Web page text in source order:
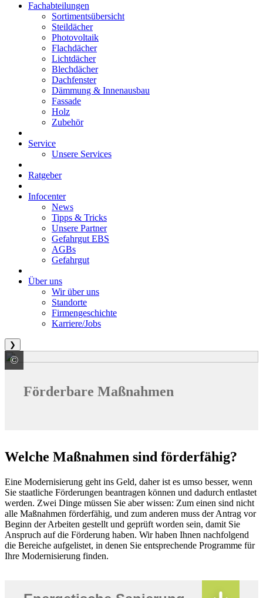
Fachabteilungen
Sortimentsübersicht
Steildächer
Photovoltaik
Flachdächer
Lichtdächer
Blechdächer
Dachfenster
Dämmung & Innenausbau
Fassade
Holz
Zubehör
Service
Unsere Services
Ratgeber
Infocenter
News
Tipps & Tricks
Unsere Partner
Gefahrgut EBS
AGBs
Gefahrgut
Über uns
Wir über uns
Standorte
Firmengeschichte
Karriere/Jobs
❯
© PREFA GmbH Alu-Dächer und -Fassaden
Förderbare Maßnahmen
Welche Maßnahmen sind förderfähig?
Eine Modernisierung geht ins Geld, daher ist es umso besser, wenn
Sie staatliche Förderungen beantragen können und dadurch entlastet
werden. Zwei Dinge müssen Sie aber wissen: Zum einen sind nicht
alle Maßnahmen förderfähig, und zum anderen muss der Antrag vor
Beginn der Arbeiten gestellt und geprüft worden sein, damit Sie
Anspruch auf die Förderung haben. Wir haben Ihnen nachfolgend
die Bereiche aufgelistet, in denen Sie entsprechende Programme für
Ihre Modernisierung finden.